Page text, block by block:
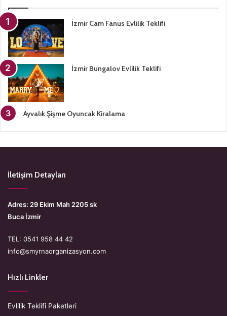
İzmir Cam Fanus Evlilik Teklifi
İzmir Bungalov Evlilik Teklifi
Ayvalık Şişme Oyuncak Kiralama
İletişim Detayları
Adres: 29 Ekim Mah 2205 sk
Buca İzmir
TEL: 0541 958 44 42
info@smyrnaorganizasyon.com
Hızlı Linkler
Evlilik Teklifi Paketleri